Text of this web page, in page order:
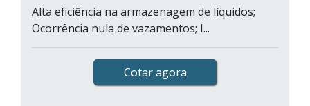
Alta eficiência na armazenagem de líquidos;
Ocorrência nula de vazamentos; I...
Cotar agora